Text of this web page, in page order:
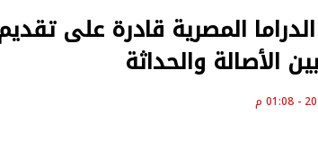
الدراما المصرية قادرة على
الأصالة والحداثة